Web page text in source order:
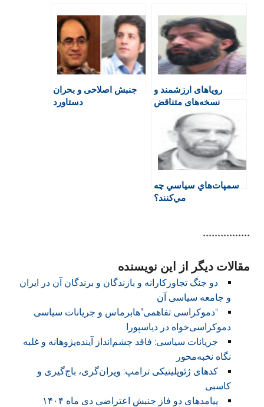
g
a
m
t
a
r
i
n
s
A
p
p
t
F
r
i
e
n
رویاهای ارزشمند و
نسخه‌های متناقض
جنبش اصلاحی و بحران
دستاورد
سمپات‌هاي سياسي چه
مي‌كنند؟
****************
مقالات دیگر از این نویسنده
دو جنگ تجاوزکارانه و بازندگان و برندگان آن در ایران
و جامعه سیاسی آن
“دموکراسی تفاهمی”هابرماس و جریانات سیاسی
دموکراسی‌خواه در دیاسپورا
جریانات سیاسی: فاقد چشم‌انداز آینده‌پژوهانه و غلبه
نگاه نخبه‌محور
کدهای ژئوپلیتیکی ترامپ: ویران‌گری، باج‌گیری و
کاسبی
پیامدهای دو فاز جنبش اعتراضی دی ماه ۱۴۰۴